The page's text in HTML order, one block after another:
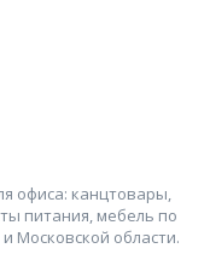
офиса: канцтовары,
питания, мебель по
Московской области.